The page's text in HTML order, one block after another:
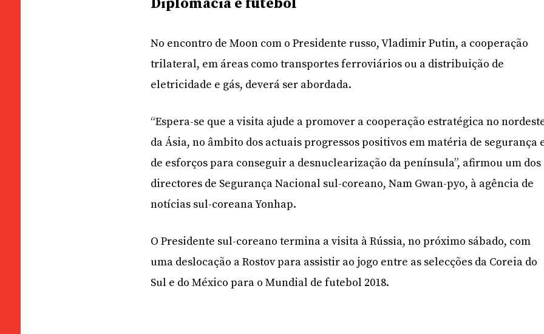
Diplomacia e futebol
No encontro de Moon com o Presidente russo, Vladimir Putin, a cooperação
trilateral, em áreas como transportes ferroviários ou a distribuição de
eletricidade e gás, deverá ser abordada.
“Espera-se que a visita ajude a promover a cooperação estratégica no
da Ásia, no âmbito dos actuais progressos positivos em matéria de segurança
de esforços para conseguir a desnuclearização da península”, afirmou um dos
directores de Segurança Nacional sul-coreano, Nam Gwan-pyo, à agência de
notícias sul-coreana Yonhap.
O Presidente sul-coreano termina a visita à Rússia, no próximo sábado, com
uma deslocação a Rostov para assistir ao jogo entre as selecções da Coreia do
Sul e do México para o Mundial de futebol 2018.